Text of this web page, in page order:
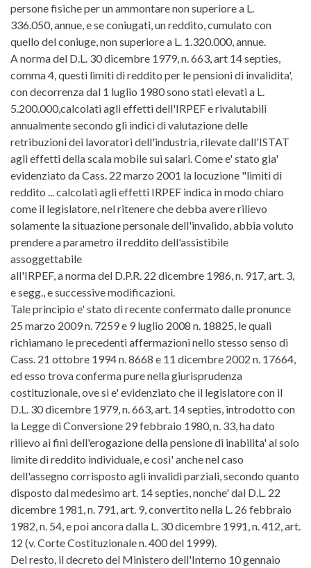
persone fisiche per un ammontare non superiore a L.
336.050, annue, e se coniugati, un reddito, cumulato con
quello del coniuge, non superiore a L. 1.320.000, annue.
A norma del D.L. 30 dicembre 1979, n. 663, art 14 septies,
comma 4, questi limiti di reddito per le pensioni di invalidita',
con decorrenza dal 1 luglio 1980 sono stati elevati a L.
5.200.000,calcolati agli effetti dell'IRPEF e rivalutabili
annualmente secondo gli indici di valutazione delle
retribuzioni dei lavoratori dell'industria, rilevate dall'ISTAT
agli effetti della scala mobile sui salari. Come e' stato gia'
evidenziato da Cass. 22 marzo 2001 la locuzione "limiti di
reddito ... calcolati agli effetti IRPEF indica in modo chiaro
come il legislatore, nel ritenere che debba avere rilievo
solamente la situazione personale dell'invalido, abbia voluto
prendere a parametro il reddito dell'assistibile
assoggettabile
all'IRPEF, a norma del D.P.R. 22 dicembre 1986, n. 917, art. 3,
e segg., e successive modificazioni.
Tale principio e' stato di recente confermato dalle pronunce
25 marzo 2009 n. 7259 e 9 luglio 2008 n. 18825, le quali
richiamano le precedenti affermazioni nello stesso senso di
Cass. 21 ottobre 1994 n. 8668 e 11 dicembre 2002 n. 17664,
ed esso trova conferma pure nella giurisprudenza
costituzionale, ove si e' evidenziato che il legislatore con il
D.L. 30 dicembre 1979, n. 663, art. 14 septies, introdotto con
la Legge di Conversione 29 febbraio 1980, n. 33, ha dato
rilievo ai fini dell'erogazione della pensione di inabilita' al solo
limite di reddito individuale, e cosi' anche nel caso
dell'assegno corrisposto agli invalidi parziali, secondo quanto
disposto dal medesimo art. 14 septies, nonche' dal D.L. 22
dicembre 1981, n. 791, art. 9, convertito nella L. 26 febbraio
1982, n. 54, e poi ancora dalla L. 30 dicembre 1991, n. 412, art.
12 (v. Corte Costituzionale n. 400 del 1999).
Del resto, il decreto del Ministero dell'Interno 10 gennaio